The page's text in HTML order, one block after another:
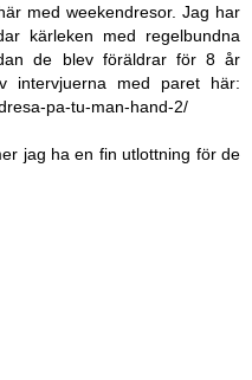
med weekendresor. Jag har
kärleken med regelbundna
de blev föräldrar för 8 år
intervjuerna med paret här:
pa-tu-man-hand-2/
jag ha en fin utlottning för de